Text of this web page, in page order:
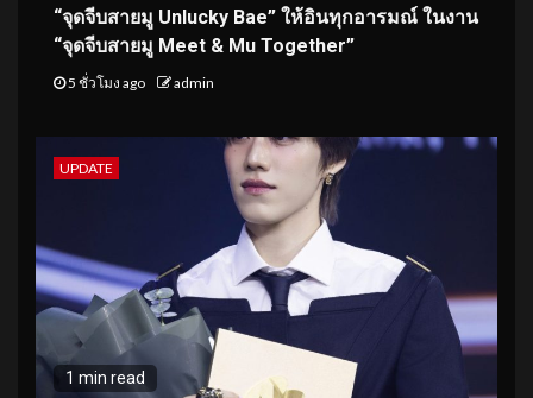
“จุดจีบสายมู Unlucky Bae” ให้อินทุกอารมณ์ ในงาน
“จุดจีบสายมู Meet & Mu Together”
5 ชั่วโมง ago admin
UPDATE
1 min read